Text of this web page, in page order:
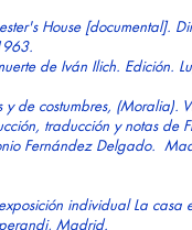
House [documental].
de Iván Ilich. Edición.
de costumbres, (Moralia).
traducción y notas de
Fernández Delgado.
individualLa casa
Madrid.